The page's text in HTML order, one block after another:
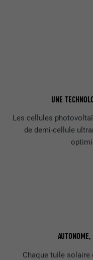
UNE
Les cellules
de demi-cellule
Chaque tuile